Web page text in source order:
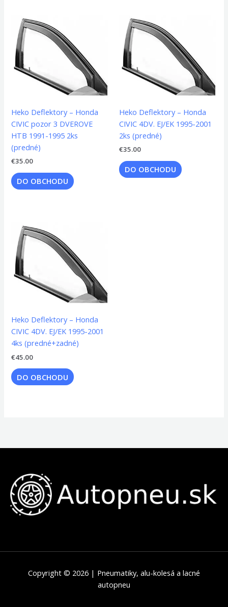
Heko Deflektory – Honda
CIVIC pozor 3 DVEROVE
HTB 1991-1995 2ks
(predné)
€35.00
DO OBCHODU
Heko Deflektory – Honda
CIVIC 4DV. EJ/EK 1995-2001
2ks (predné)
€35.00
DO OBCHODU
Heko Deflektory – Honda
CIVIC 4DV. EJ/EK 1995-2001
4ks (predné+zadné)
€45.00
DO OBCHODU
Copyright © 2026 | Pneumatiky, alu-kolesá a lacné
autopneu